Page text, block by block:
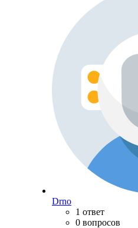
Drno
1 ответ
0 вопросов